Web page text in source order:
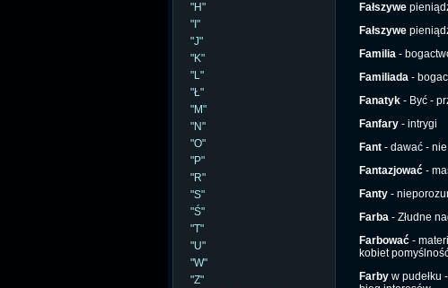
"H"
"I"
"J"
"K"
"L"
"Ł"
"M"
"N"
"O"
"P"
"R"
"S"
"Ś"
"T"
"U"
"W"
"Z"
Fałszywe
Fałszywe
Familia-
Familiada-
Fanatyk- Być -
Fanfary- intrygi
Fant- dawać - nie
Fantazjować-
Fanty-
Farba- Złudne
Farbować-
kobiet
Farbyw pudełku